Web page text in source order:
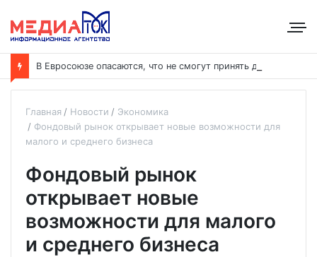
Главная Новости
Экономика
Фондовый рынок открывает новые возможности для
малого и среднего бизнеса
Фондовый рынок
открывает новые
возможности для малого
и среднего бизнеса